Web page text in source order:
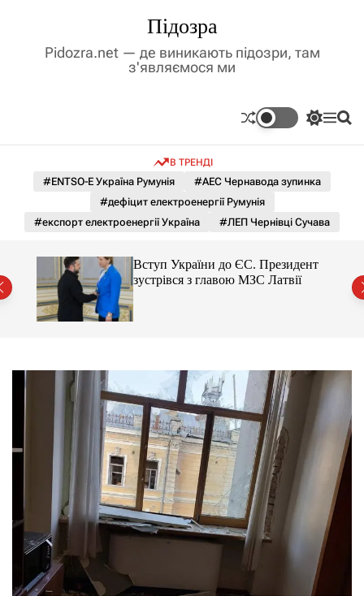
Підозра
Pidozra.net — де виникають підозри, там
з'являємося ми
П
м
и
а
о
л
ь
г
о
р
и
М П
В ТРЕНДІ
#ENTSO-E Україна Румунія
#АЕС Чернавода зупинка
#дефіцит електроенергії Румунія
#експорт електроенергії Україна
#ЛЕП Чернівці Сучава
Вступ України до ЄС. Президент
зустрівся з главою МЗС Латвії